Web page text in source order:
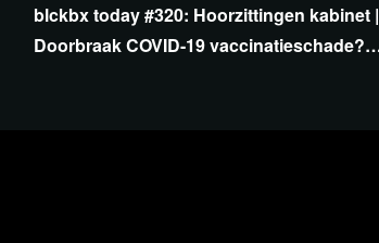
blckbx today #320: Hoorzittingen kabinet |
Doorbraak COVID-19 vaccinatieschade? |